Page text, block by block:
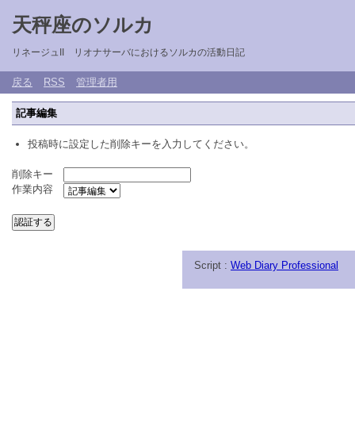
天秤座のソルカ
リネージュII リオナサーバにおけるソルカの活動日記
戻る RSS 管理者用
記事編集
投稿時に設定した削除キーを入力してください。
削除キー
作業内容
Script : Web Diary Professional